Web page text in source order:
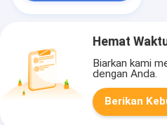
Hemat
Biarkan kami
dengan Anda.
Berikan